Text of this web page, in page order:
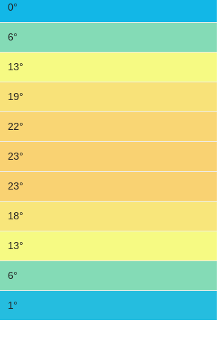
0°
6°
13°
19°
22°
23°
23°
18°
13°
6°
1°